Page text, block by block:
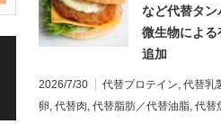
など代替タン
微生物によ
追加
2026/7/30 代替プロテイン 代替乳
卵 代替肉 代替脂肪／代替油脂 代替